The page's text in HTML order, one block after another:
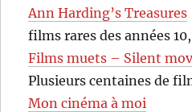
Ann Harding’s Treasures
films rares des années
Films muets – Silent
Plusieurs centaines de
Mon cinéma à moi